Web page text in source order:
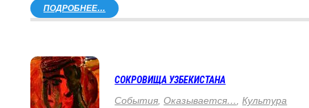
ПОДРОБНЕЕ…
СОКРОВИЩА УЗБЕКИСТАНА
События, Оказывается…,Культура